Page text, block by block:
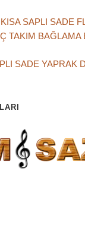
SAPLI SADE
TAKIM BAĞLAMA
SADE YAPRAK